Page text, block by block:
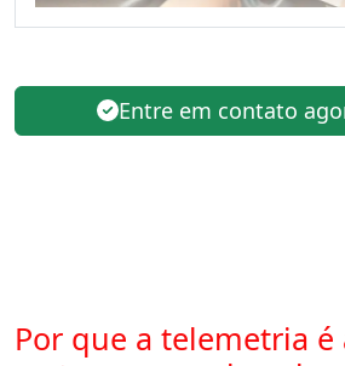
Entre em contato
Por que a telemetria é